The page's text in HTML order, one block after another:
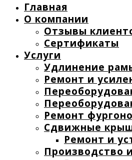
Главная
О компании
Отзывы
Сертификаты
Услуги
Удлинение
Ремонт и
Ремонт
Сдвижные
Ремонт и
Производство